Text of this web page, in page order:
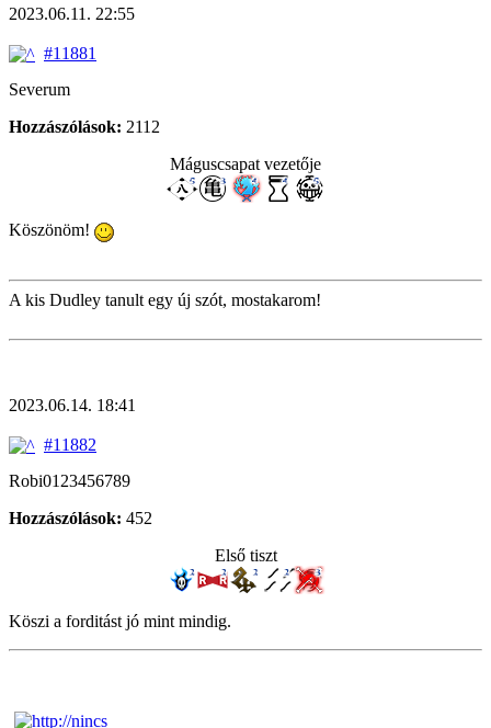
2023.06.11. 22:55
#11881
Severum
Hozzászólások: 2112
Máguscsapat vezetője
Köszönöm!
A kis Dudley tanult egy új szót, mostakarom!
2023.06.14. 18:41
#11882
Robi0123456789
Hozzászólások: 452
Első tiszt
Köszi a forditást jó mint mindig.